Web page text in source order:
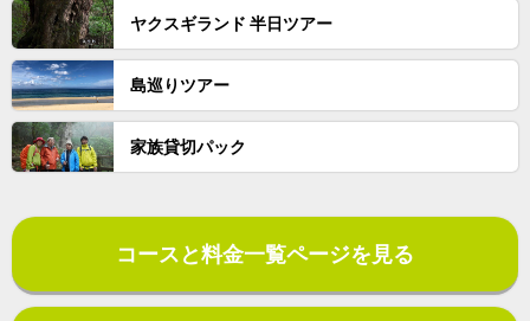
9/12(土)
迎可)
△ツアー要問合せ
9/13(日)
◯全ツアー受付可
9/14(月)
◯全ツアー受付可
9/15(火)
◯全ツアー受付可
9/17(木)
◯全ツアー受付可
△ツアー要問合せ
9/20(日)
△ツアー要問合せ
ヤクスギランド 半日ツアー
島巡りツアー
家族貸切パック
コースと料金一覧ページを見る